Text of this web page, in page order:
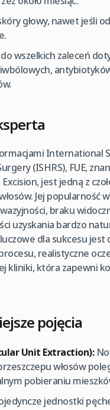
głowy, nawet jeśli
wszelkich zaleceń
International
(ISHRS), FUE,
jest jedną z
Jej popularność
braku
uzyskania bardzo
dla sukcesu jest
realistyczne
kliniki, która zapewni
pojęcia
Unit Extraction):
włosów
pobieraniu
jednostki